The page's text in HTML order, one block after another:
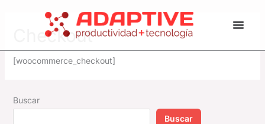
Checkout
[woocommerce_checkout]
Buscar
Buscar